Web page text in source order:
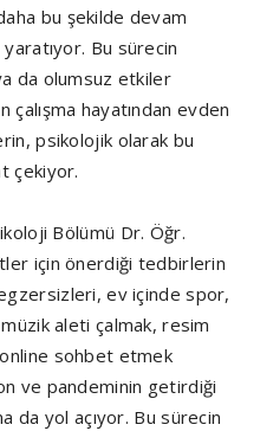
bu şekilde devam
Bu sürecin
da olumsuz etkiler
çalışma hayatından evden
psikolojik olarak bu
çekiyor.
Bölümü Dr. Öğr.
için önerdiği tedbirlerin
ev içinde spor,
müzik aleti çalmak, resim
sohbet etmek
ve pandeminin getirdiği
da yol açıyor. Bu sürecin